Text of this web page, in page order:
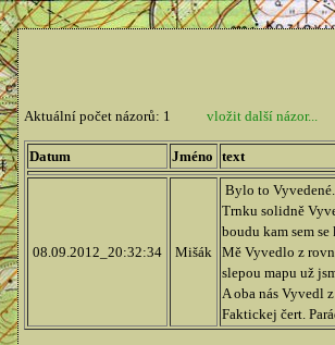
Aktuální počet názorů: 1 vložit další názor...
Datum Jméno text
08.09.2012_20:32:34 Mišák
Bylo to Vyvedené.
Trnku solidně
boudu kam sem
Mě Vyvedlo z
slepou mapu už
A oba nás Vyvedl
Faktickej čert.